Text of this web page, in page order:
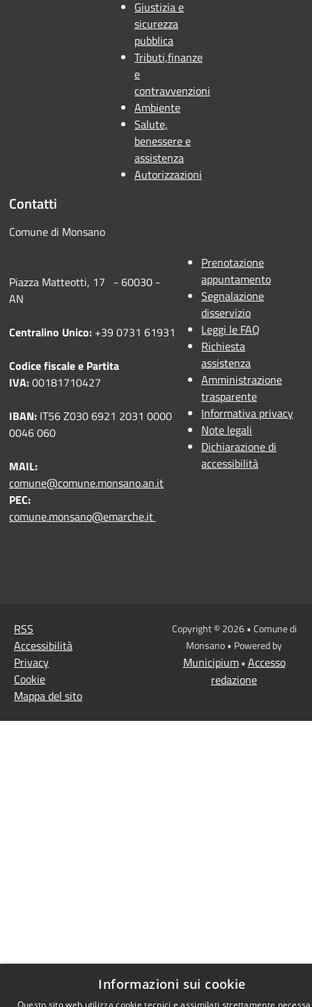
Giustizia e
sicurezza
pubblica
Tributi,finanze
e
contravvenzioni
Ambiente
Salute,
benessere e
assistenza
Autorizzazioni
Contatti
Comune di Monsano
Piazza Matteotti, 17 - 60030 -
AN
Centralino Unico: +39 0731 61931
Codice fiscale e Partita
IVA:00181710427
IBAN: IT56 Z030 6921 2031 0000
0046 060
MAIL:
comune@comune.monsano.an.it
PEC:
comune.monsano@emarche.it
Prenotazione
appuntamento
Segnalazione
disservizio
Leggi le FAQ
Richiesta
assistenza
Amministrazione
trasparente
Informativa privacy
Note legali
Dichiarazione di
accessibilità
RSS
Accessibilità
Privacy
Cookie
Mappa del sito
Copyright © 2026 • Comune di
Monsano • Powered by
Municipium• Accesso
redazione
Informazioni sui cookie
Questo sito web utilizza cookie tecnici e assimilati strettamente